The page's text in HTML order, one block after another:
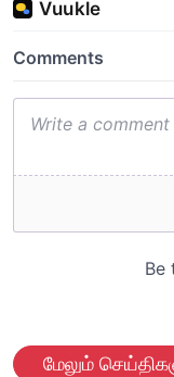
மேலும்